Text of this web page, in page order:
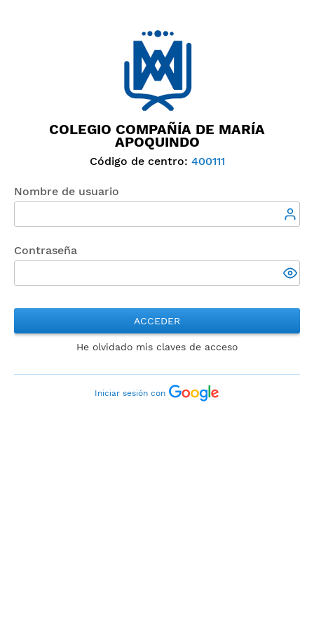
COLEGIO COMPAÑÍA DE MARÍA
APOQUINDO
Código de centro: 400111
Nombre de usuario
Contraseña
ACCEDER
He olvidado mis claves de acceso
Iniciar sesión con